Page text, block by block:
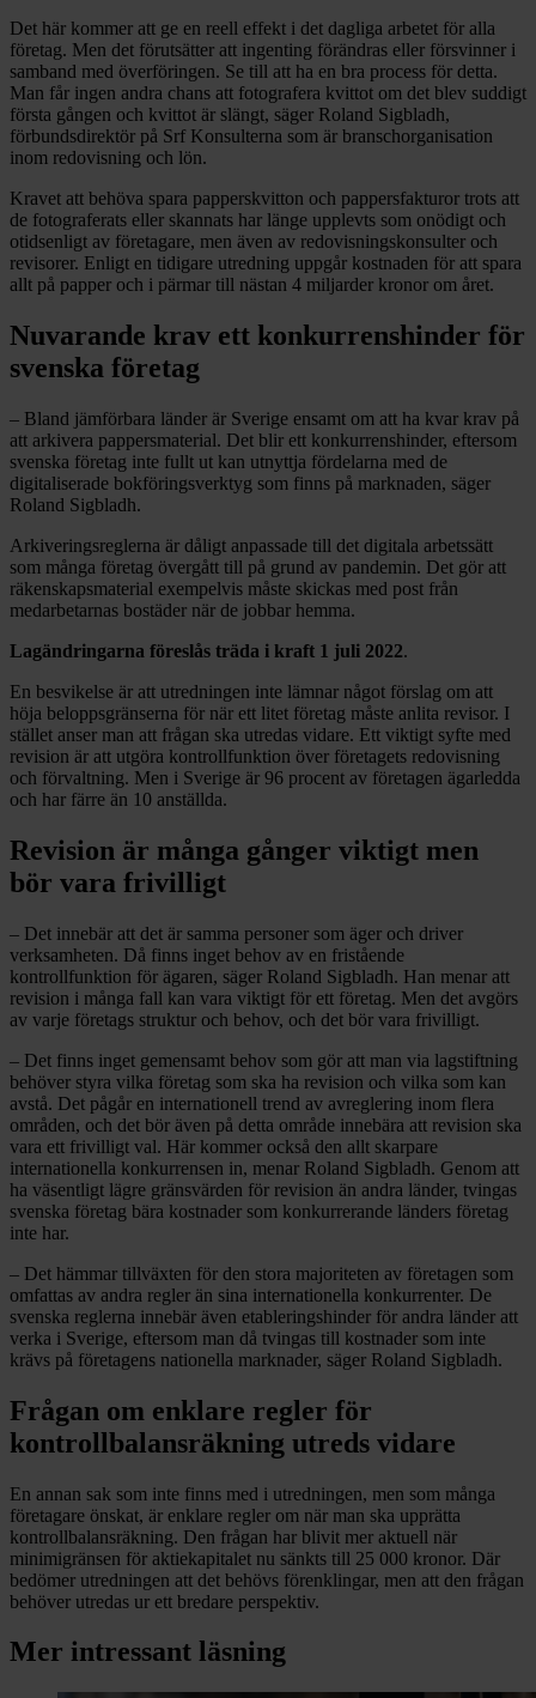
Det här kommer att ge en reell effekt i det dagliga arbetet för alla
företag. Men det förutsätter att ingenting förändras eller försvinner i
samband med överföringen. Se till att ha en bra process för detta.
Man får ingen andra chans att fotografera kvittot om det blev suddigt
första gången och kvittot är slängt, säger Roland Sigbladh,
förbundsdirektör på Srf Konsulterna som är branschorganisation
inom redovisning och lön.
Kravet att behöva spara papperskvitton och pappersfakturor trots att
de fotograferats eller skannats har länge upplevts som onödigt och
otidsenligt av företagare, men även av redovisningskonsulter och
revisorer. Enligt en tidigare utredning uppgår kostnaden för att spara
allt på papper och i pärmar till nästan 4 miljarder kronor om året.
Nuvarande krav ett konkurrenshinder för
svenska företag
– Bland jämförbara länder är Sverige ensamt om att ha kvar krav på
att arkivera pappersmaterial. Det blir ett konkurrenshinder, eftersom
svenska företag inte fullt ut kan utnyttja fördelarna med de
digitaliserade bokföringsverktyg som finns på marknaden, säger
Roland Sigbladh.
Arkiveringsreglerna är dåligt anpassade till det digitala arbetssätt
som många företag övergått till på grund av pandemin. Det gör att
räkenskapsmaterial exempelvis måste skickas med post från
medarbetarnas bostäder när de jobbar hemma.
Lagändringarna föreslås träda i kraft 1 juli 2022.
En besvikelse är att utredningen inte lämnar något förslag om att
höja beloppsgränserna för när ett litet företag måste anlita revisor. I
stället anser man att frågan ska utredas vidare. Ett viktigt syfte med
revision är att utgöra kontrollfunktion över företagets redovisning
och förvaltning. Men i Sverige är 96 procent av företagen ägarledda
och har färre än 10 anställda.
Revision är många gånger viktigt men
bör vara frivilligt
– Det innebär att det är samma personer som äger och driver
verksamheten. Då finns inget behov av en fristående
kontrollfunktion för ägaren, säger Roland Sigbladh. Han menar att
revision i många fall kan vara viktigt för ett företag. Men det avgörs
av varje företags struktur och behov, och det bör vara frivilligt.
– Det finns inget gemensamt behov som gör att man via lagstiftning
behöver styra vilka företag som ska ha revision och vilka som kan
avstå. Det pågår en internationell trend av avreglering inom flera
områden, och det bör även på detta område innebära att revision ska
vara ett frivilligt val. Här kommer också den allt skarpare
internationella konkurrensen in, menar Roland Sigbladh. Genom att
ha väsentligt lägre gränsvärden för revision än andra länder, tvingas
svenska företag bära kostnader som konkurrerande länders företag
inte har.
– Det hämmar tillväxten för den stora majoriteten av företagen som
omfattas av andra regler än sina internationella konkurrenter. De
svenska reglerna innebär även etableringshinder för andra länder att
verka i Sverige, eftersom man då tvingas till kostnader som inte
krävs på företagens nationella marknader, säger Roland Sigbladh.
Frågan om enklare regler för
kontrollbalansräkning utreds vidare
En annan sak som inte finns med i utredningen, men som många
företagare önskat, är enklare regler om när man ska upprätta
kontrollbalansräkning. Den frågan har blivit mer aktuell när
minimigränsen för aktiekapitalet nu sänkts till 25 000 kronor. Där
bedömer utredningen att det behövs förenklingar, men att den frågan
behöver utredas ur ett bredare perspektiv.
Mer intressant läsning